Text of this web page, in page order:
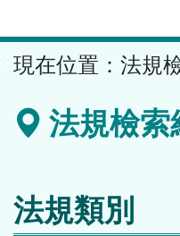
容
區
現在位置： 法規
法規檢索
法規類別